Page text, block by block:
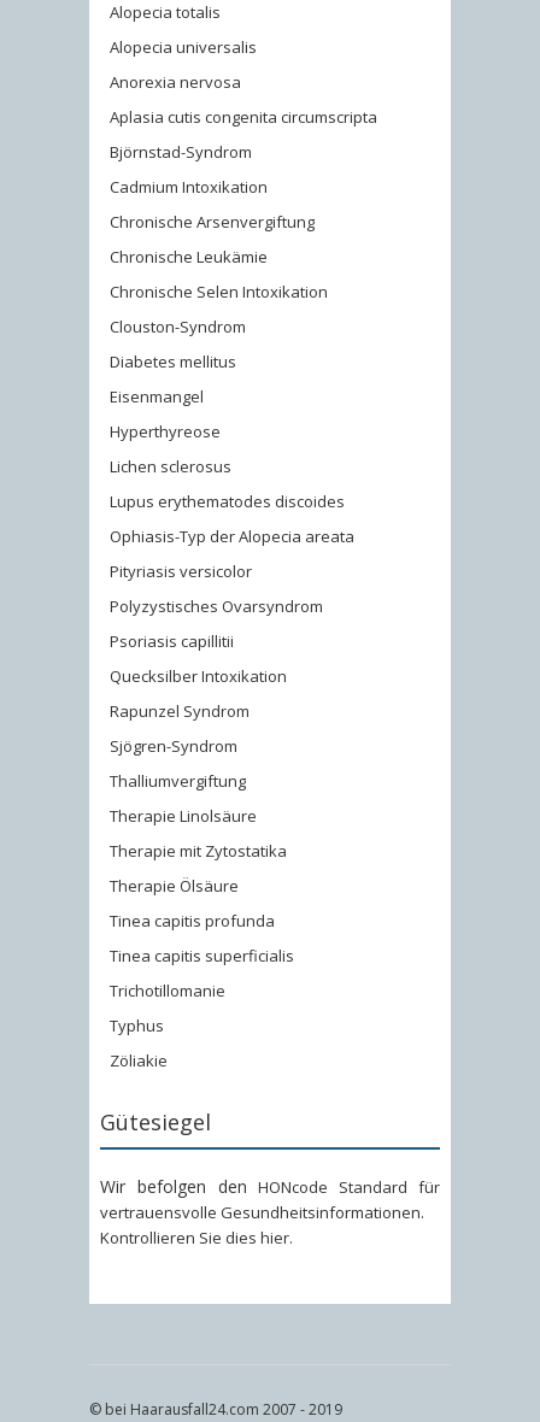
Alopecia totalis
Alopecia universalis
Anorexia nervosa
Aplasia cutis congenita circumscripta
Björnstad-Syndrom
Cadmium Intoxikation
Chronische Arsenvergiftung
Chronische Leukämie
Chronische Selen Intoxikation
Clouston-Syndrom
Diabetes mellitus
Eisenmangel
Hyperthyreose
Lichen sclerosus
Lupus erythematodes discoides
Ophiasis-Typ der Alopecia areata
Pityriasis versicolor
Polyzystisches Ovarsyndrom
Psoriasis capillitii
Quecksilber Intoxikation
Rapunzel Syndrom
Sjögren-Syndrom
Thalliumvergiftung
Therapie Linolsäure
Therapie mit Zytostatika
Therapie Ölsäure
Tinea capitis profunda
Tinea capitis superficialis
Trichotillomanie
Typhus
Zöliakie
Gütesiegel
Wir befolgen denHONcode Standard für
vertrauensvolle Gesundheitsinformationen.
Kontrollieren Sie dies hier.
© bei Haarausfall24.com 2007 - 2019